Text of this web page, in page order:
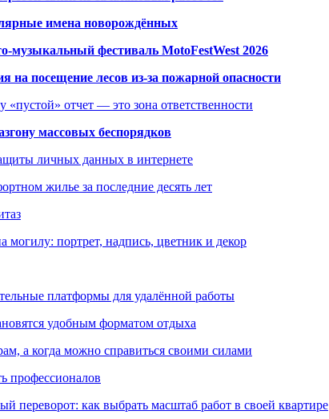
имена новорождённых
музыкальный фестиваль MotoFestWest 2026
на посещение лесов из-за пожарной опасности
«пустой» отчет — это зона ответственности
массовых беспорядков
личных данных в интернете
жилье за последние десять лет
могилу: портрет, надпись, цветник и декор
платформы для удалённой работы
удобным форматом отдыха
а когда можно справиться своими силами
профессионалов
переворот: как выбрать масштаб работ в своей квартире